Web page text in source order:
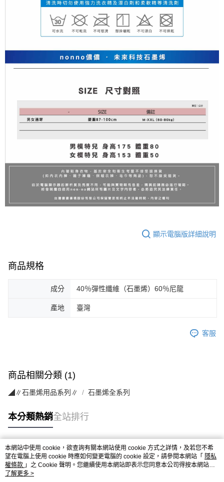
顯示電腦版詳細說明
商品規格
成分 40％彈性纖維（石墨烯）60％尼龍
產地 臺灣
客服
商品相關分類 (1)
◢∥石墨烯用品系列∥ 石墨烯全系列
本分類熱銷全站排行
熱門標籤
本網站中使用 cookie，欲查詢有關本網站使用 cookie 方式之詳情，及若您不希
望在電腦上使用 cookie 時應如何變更電腦的 cookie 設定，請參閱本網站「 隱私
權條款 」之 Cookie 聲明。您繼續使用本網站即表示您同意本公司得按本網站使
用條款之 Cookie 聲明使用 cookie。
了解更多 >